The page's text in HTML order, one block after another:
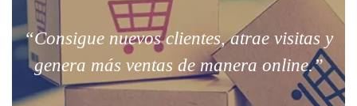
“Consigue nuevos clientes, atrae visitas y
genera más ventas de manera online.”